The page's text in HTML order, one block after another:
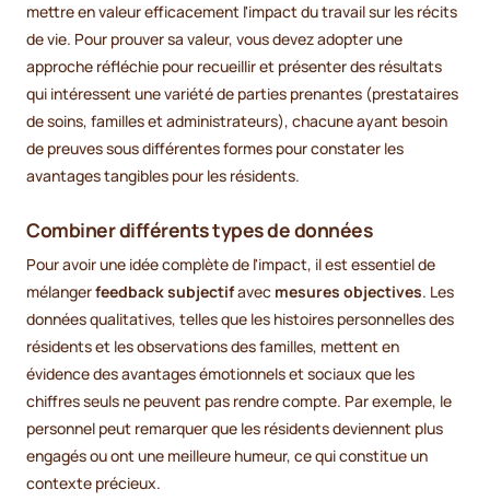
mettre en valeur efficacement l'impact du travail sur les récits
de vie. Pour prouver sa valeur, vous devez adopter une
approche réfléchie pour recueillir et présenter des résultats
qui intéressent une variété de parties prenantes (prestataires
de soins, familles et administrateurs), chacune ayant besoin
de preuves sous différentes formes pour constater les
avantages tangibles pour les résidents.
Combiner différents types de données
Pour avoir une idée complète de l'impact, il est essentiel de
mélangerfeedback subjectifavec mesures objectives. Les
données qualitatives, telles que les histoires personnelles des
résidents et les observations des familles, mettent en
évidence des avantages émotionnels et sociaux que les
chiffres seuls ne peuvent pas rendre compte. Par exemple, le
personnel peut remarquer que les résidents deviennent plus
engagés ou ont une meilleure humeur, ce qui constitue un
contexte précieux.